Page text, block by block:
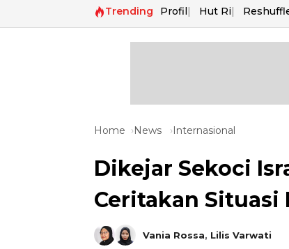
Trending Profil Hut Ri
Home News Internasional
Dikejar Sekoci
Ceritakan
Vania Rossa, Lilis Varwati